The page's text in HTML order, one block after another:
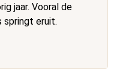
jaar. Vooral de
springt eruit.